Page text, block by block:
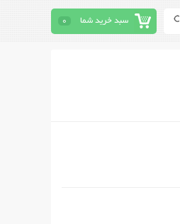
سبد خرید شما 0